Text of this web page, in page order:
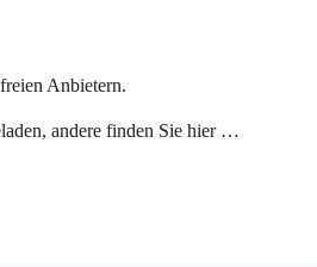
Anbietern.
andere finden Sie hier …